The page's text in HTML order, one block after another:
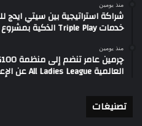
منذ يومين
شراكة استراتيجية بين سيتي ايدج
خدمات Triple Play الذكية بمشروع داون تاون بالعلمين الجديدة
منذ يومين
العالمية All Ladies League عن الإعلام الرقمي والتجارة الإلكترونية
تصنيغات